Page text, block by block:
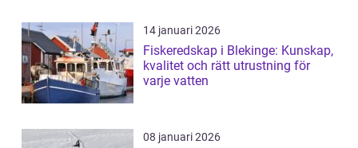
14 januari 2026
Fiskeredskap i Blekinge: Kunskap,
kvalitet och rätt utrustning för
varje vatten
08 januari 2026